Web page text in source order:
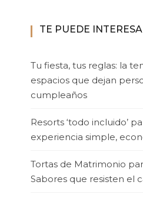
TE PUEDE
Tu fiesta, tus reglas: la
espacios que dejan
cumpleaños
Resorts ‘todo incluido’
experiencia simple,
Tortas de Matrimonio
Sabores que resisten el